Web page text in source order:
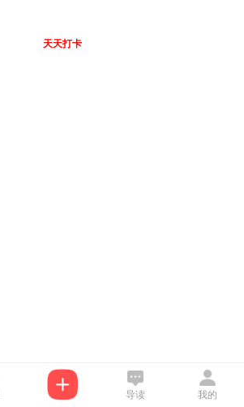
天天打卡
导读 我的